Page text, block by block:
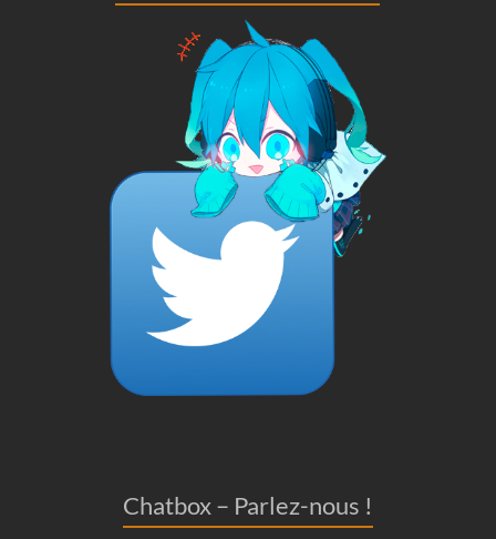
Chatbox – Parlez-nous !